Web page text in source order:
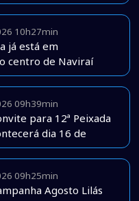
10h27min
já está em
centro de Naviraí
09h39min
para 12ª Peixada
dia 16 de
09h25min
Agosto Lilás